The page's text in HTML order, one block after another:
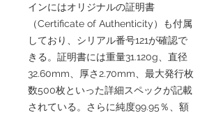
インにはオリジナルの証明書
（Certificate of Authenticity）も付属
しており、シリアル番号121が確認で
きる。証明書には重量31.120g、直径
32.60mm、厚さ2.70mm、最大発行枚
数500枚といった詳細スペックが記載
されている。さらに純度99.95％、額